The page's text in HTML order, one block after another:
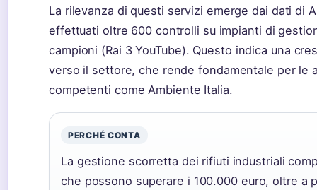
La rilevanza di questi servizi emerge dai dati di
effettuati oltre 600 controlli su impianti di
campioni (Rai 3 YouTube). Questo indica una
verso il settore, che rende fondamentale per le
competenti come Ambiente Italia.
PERCHÉ CONTA
La gestione scorretta dei rifiuti industriali
che possono superare i 100.000 euro, oltre a